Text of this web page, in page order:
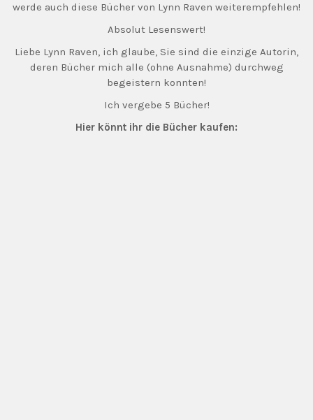
werde auch diese Bücher von Lynn Raven weiterempfehlen!
Absolut Lesenswert!
Liebe Lynn Raven, ich glaube, Sie sind die einzige Autorin,
deren Bücher mich alle (ohne Ausnahme) durchweg
begeistern konnten!
Ich vergebe 5 Bücher!
Hier könnt ihr die Bücher kaufen: